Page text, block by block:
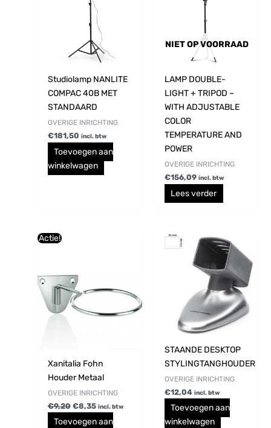
Studiolamp NANLITE
COMPAC 40B MET
STANDAARD
OVERIGE INRICHTING
€181,50 incl. btw
Toevoegen aan
winkelwagen
NIET OP VOORRAAD
LAMP DOUBLE-
LIGHT + TRIPOD –
WITH ADJUSTABLE
COLOR
TEMPERATURE AND
POWER
OVERIGE INRICHTING
€156,09 incl. btw
Lees verder
Actie!
Xanitalia Fohn
Houder Metaal
OVERIGE INRICHTING
€9,20 €8,35 incl. btw
Toevoegen aan
STAANDE DESKTOP
STYLINGTANGHOUDER
OVERIGE INRICHTING
€12,04 incl. btw
Toevoegen aan
winkelwagen